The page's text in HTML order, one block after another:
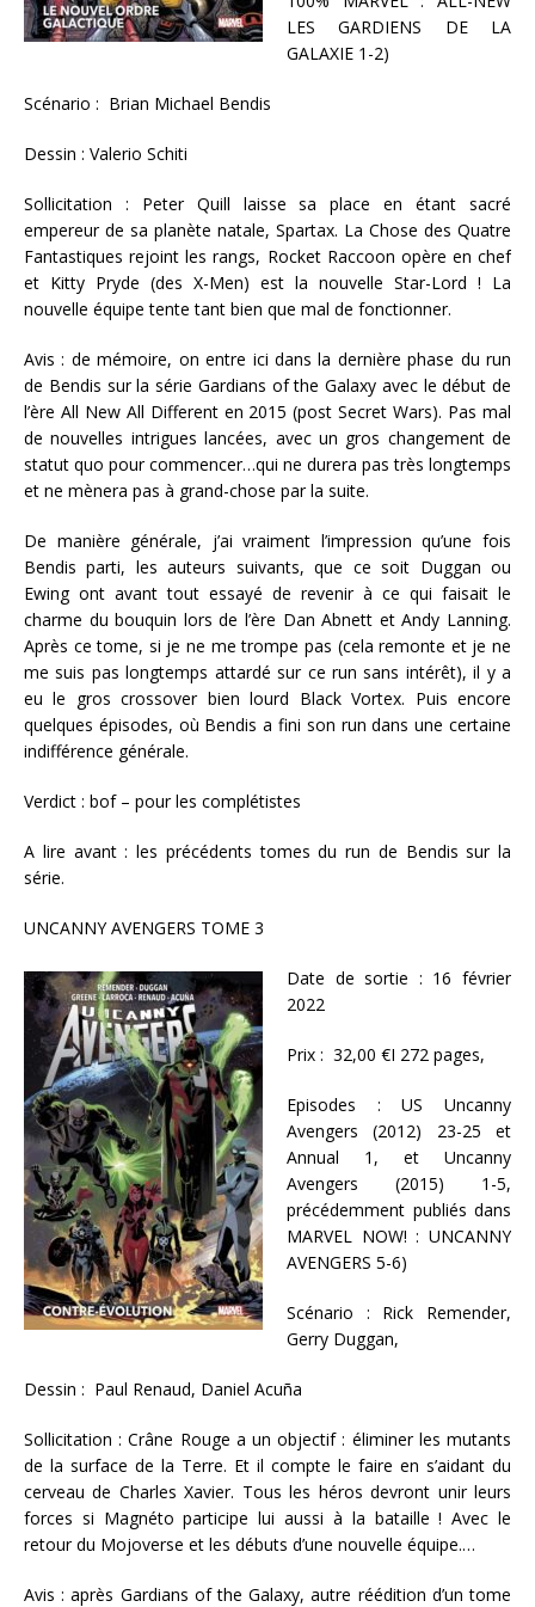
LES GARDIENS DE LA
GALAXIE 1-2)
Scénario : Brian Michael Bendis
Dessin : Valerio Schiti
Sollicitation : Peter Quill laisse sa place en étant sacré
empereur de sa planète natale, Spartax. La Chose des Quatre
Fantastiques rejoint les rangs, Rocket Raccoon opère en chef
et Kitty Pryde (des X-Men) est la nouvelle Star-Lord ! La
nouvelle équipe tente tant bien que mal de fonctionner.
Avis : de mémoire, on entre ici dans la dernière phase du run
de Bendis sur la série Gardians of the Galaxy avec le début de
l’ère All New All Different en 2015 (post Secret Wars). Pas mal
de nouvelles intrigues lancées, avec un gros changement de
statut quo pour commencer…qui ne durera pas très longtemps
et ne mènera pas à grand-chose par la suite.
De manière générale, j’ai vraiment l’impression qu’une fois
Bendis parti, les auteurs suivants, que ce soit Duggan ou
Ewing ont avant tout essayé de revenir à ce qui faisait le
charme du bouquin lors de l’ère Dan Abnett et Andy Lanning.
Après ce tome, si je ne me trompe pas (cela remonte et je ne
me suis pas longtemps attardé sur ce run sans intérêt), il y a
eu le gros crossover bien lourd Black Vortex. Puis encore
quelques épisodes, où Bendis a fini son run dans une certaine
indifférence générale.
Verdict : bof – pour les complétistes
A lire avant : les précédents tomes du run de Bendis sur la
série.
UNCANNY AVENGERS TOME 3
Date de sortie : 16 février
2022
Prix : 32,00 €I 272 pages,
Episodes : US Uncanny
Avengers (2012) 23-25 et
Annual 1, et Uncanny
Avengers (2015) 1-5,
précédemment publiés dans
MARVEL NOW! : UNCANNY
AVENGERS 5-6)
Scénario : Rick Remender,
Gerry Duggan,
Dessin : Paul Renaud, Daniel Acuña
Sollicitation : Crâne Rouge a un objectif : éliminer les mutants
de la surface de la Terre. Et il compte le faire en s’aidant du
cerveau de Charles Xavier. Tous les héros devront unir leurs
forces si Magnéto participe lui aussi à la bataille ! Avec le
retour du Mojoverse et les débuts d’une nouvelle équipe.…
Avis : après Gardians of the Galaxy, autre réédition d’un tome